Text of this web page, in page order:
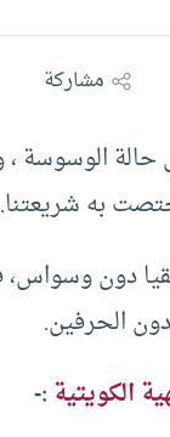
مشاركة
حالة
به شريعتنا.
دون
الحرفين.
الكويتية:-